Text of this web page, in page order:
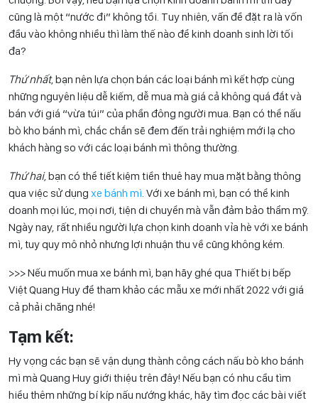
cũng là một “nước đi” không tồi. Tuy nhiên, vấn đề đặt ra là vốn
đầu vào không nhiều thì làm thế nào để kinh doanh sinh lời tối
đa?
Thứ nhất, bạn nên lựa chọn bán các loại bánh mì kết hợp cùng
những nguyên liệu dễ kiếm, dễ mua mà giá cả không quá đắt và
bán với giá “vừa túi” của phần đông người mua. Bạn có thể nấu
bò kho bánh mì, chắc chắn sẽ đem đến trải nghiệm mới lạ cho
khách hàng so với các loại bánh mì thông thường.
Thứ hai, bạn có thể tiết kiệm tiền thuê hay mua mặt bằng thông
qua việc sử dụng xe bánh mì. Với xe bánh mì, bạn có thể kinh
doanh mọi lúc, mọi nơi, tiện di chuyển mà vẫn đảm bảo thẩm mỹ.
Ngày nay, rất nhiều người lựa chọn kinh doanh vỉa hè với xe bánh
mì, tuy quy mô nhỏ nhưng lợi nhuận thu về cũng không kém.
>>> Nếu muốn mua xe bánh mì, bạn hãy ghé qua Thiết bị bếp
Việt Quang Huy để tham khảo các mẫu xe mới nhất 2022 với giá
cả phải chăng nhé!
Tạm kết:
Hy vọng các bạn sẽ vận dụng thành công cách nấu bò kho bánh
mì mà Quang Huy giới thiệu trên đây! Nếu bạn có nhu cầu tìm
hiểu thêm những bí kíp nấu nướng khác, hãy tìm đọc các bài viết